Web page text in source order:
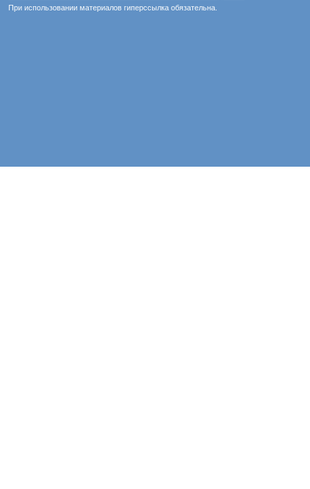
При использовании материалов гиперссылка обязательна.